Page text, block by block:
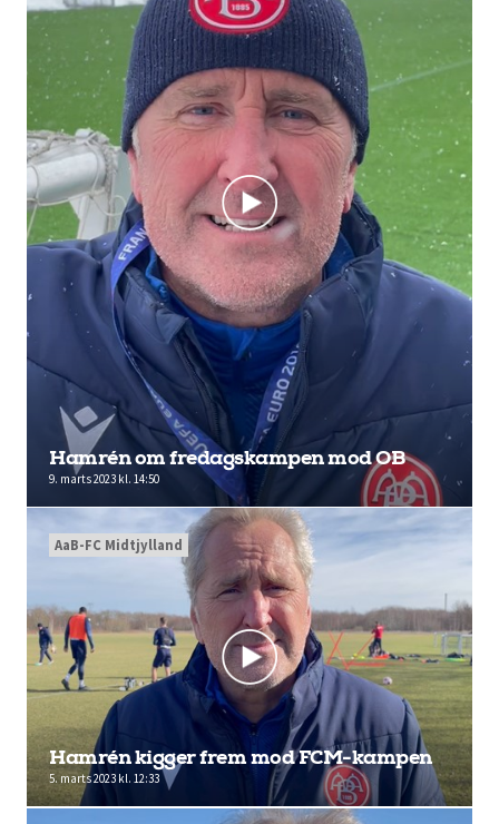
Hamrén om fredagskampen mod OB
9. marts 2023 kl. 14:50
Hamrén kigger frem mod FCM-kampen
5. marts 2023 kl. 12:33
AaB-FC Midtjylland